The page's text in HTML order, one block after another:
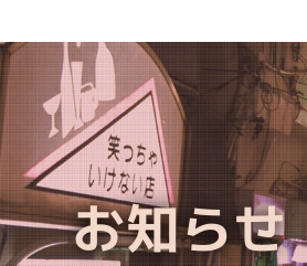
お知らせ